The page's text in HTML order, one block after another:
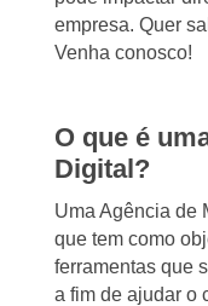
empresa. Quer
Venha conosco!
O que é
Digital?
Uma Agência de
que tem como
ferramentas que
a fim de ajudar o